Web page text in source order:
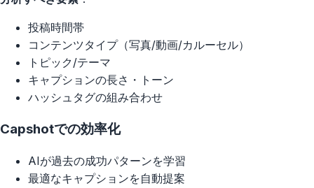
投稿時間帯
コンテンツタイプ（写真/動画/カルーセル）
トピック/テーマ
キャプションの長さ・トーン
ハッシュタグの組み合わせ
Capshotでの効率化
AIが過去の成功パターンを学習
最適なキャプションを自動提案